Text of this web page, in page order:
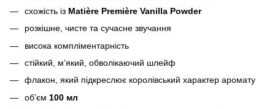
схожість із Matière Première Vanilla Powder
розкішне, чисте та сучасне звучання
висока компліментарність
стійкий, м’який, обволікаючий шлейф
флакон, який підкреслює королівський характер аромату
об’єм 100 мл